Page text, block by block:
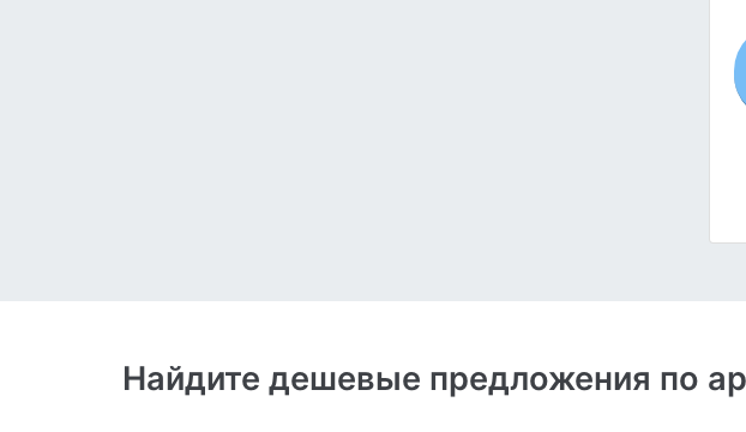
Найдите дешевые предложения по